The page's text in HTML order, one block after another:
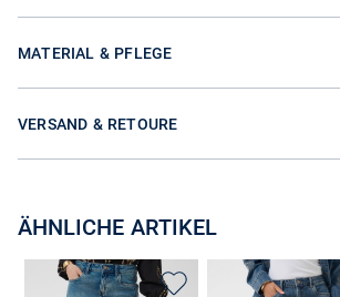
MATERIAL & PFLEGE
VERSAND & RETOURE
ÄHNLICHE ARTIKEL